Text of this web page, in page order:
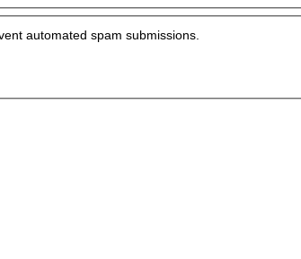
automated spam submissions.